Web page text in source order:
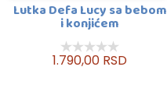
Lutka Defa Lucy sa bebom
i konjićem
1.790,00 RSD